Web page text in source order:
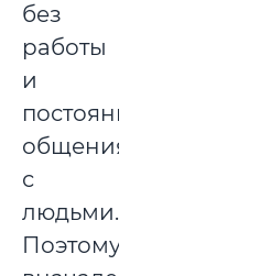
без
работы
и
постоянного
общения
с
людьми.
Поэтому